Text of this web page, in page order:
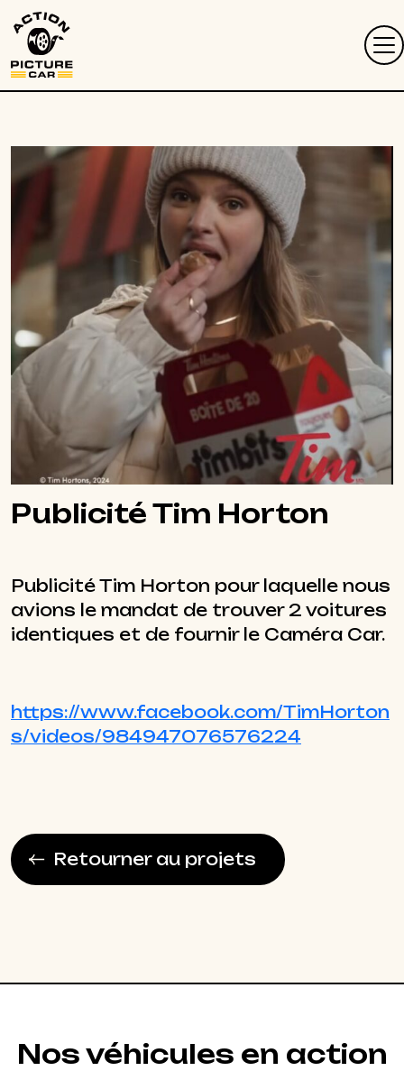
Publicité Tim Horton
Publicité Tim Horton pour laquelle nous
avions le mandat de trouver 2 voitures
identiques et de fournir le Caméra Car.
https://www.facebook.com/TimHorton
s/videos/984947076576224
Retourner au projets
Nos véhicules en action